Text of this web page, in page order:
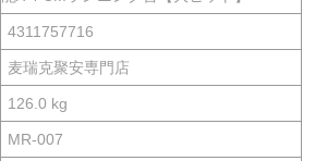
4311757716
麦瑞克聚安専門店
126.0 kg
MR-007